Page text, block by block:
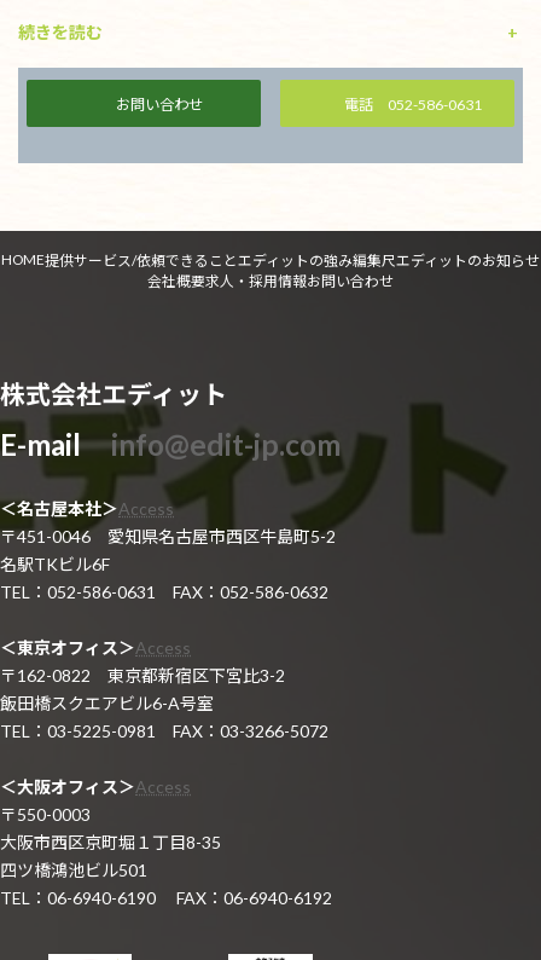
続きを読む +
お問い合わせ 電話 052-586-0631
HOME提供サービス/依頼できることエディットの強み編集尺エディットのお知らせ
会社概要求人・採用情報お問い合わせ
株式会社エディット
E-mailinfo@edit-jp.com
＜名古屋本社＞Access
〒451-0046 愛知県名古屋市西区牛島町5-2
名駅TKビル6F
TEL：052-586-0631 FAX：052-586-0632
＜東京オフィス＞Access
〒162-0822 東京都新宿区下宮比3-2
飯田橋スクエアビル6-A号室
TEL：03-5225-0981 FAX：03-3266-5072
＜大阪オフィス＞Access
〒550-0003
大阪市西区京町堀１丁目8-35
四ツ橋鴻池ビル501
TEL：06-6940-6190 FAX：06-6940-6192